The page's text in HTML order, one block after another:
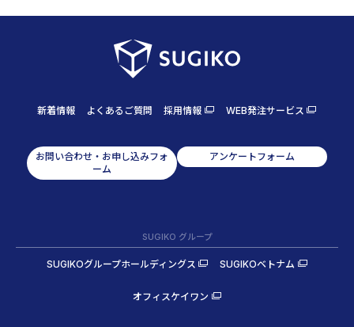
新着情報 よくあるご質問 採用情報 WEB発注サービス
お問い合わせ・お申し込みフォ
ーム
アンケートフォーム
SUGIKO グループ
SUGIKOグループホールディングス SUGIKOベトナム
オフィスケイワン